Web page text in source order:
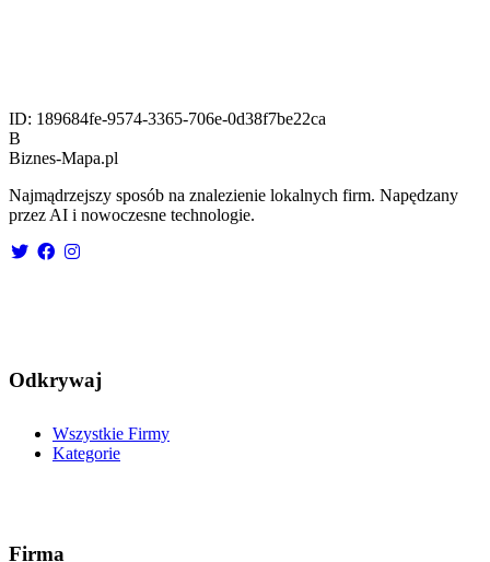
ID: 189684fe-9574-3365-706e-0d38f7be22ca
B
Biznes-Mapa.pl
Najmądrzejszy sposób na znalezienie lokalnych firm. Napędzany
przez AI i nowoczesne technologie.
Odkrywaj
Wszystkie Firmy
Kategorie
Firma